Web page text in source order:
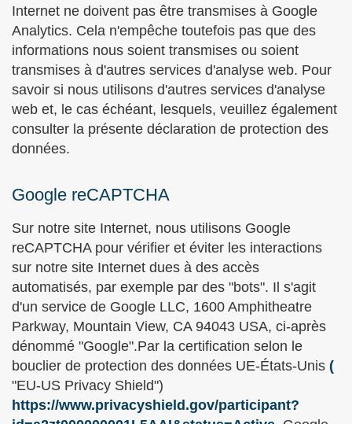
Internet ne doivent pas être transmises à Google
Analytics. Cela n'empêche toutefois pas que des
informations nous soient transmises ou soient
transmises à d'autres services d'analyse web. Pour
savoir si nous utilisons d'autres services d'analyse
web et, le cas échéant, lesquels, veuillez également
consulter la présente déclaration de protection des
données.
Google reCAPTCHA
Sur notre site Internet, nous utilisons Google
reCAPTCHA pour vérifier et éviter les interactions
sur notre site Internet dues à des accès
automatisés, par exemple par des "bots". Il s'agit
d'un service de Google LLC, 1600 Amphitheatre
Parkway, Mountain View, CA 94043 USA, ci-après
dénommé "Google".Par la certification selon le
bouclier de protection des données UE-États-Unis (
"EU-US Privacy Shield")
https://www.privacyshield.gov/participant?